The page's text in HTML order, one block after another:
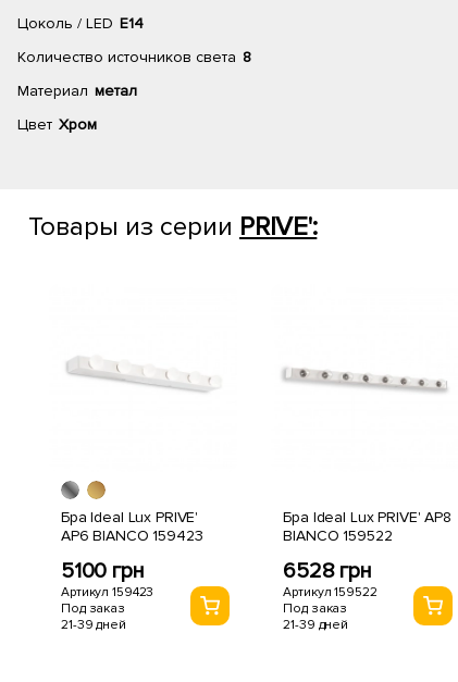
Цоколь / LED E14
Количество источников света 8
Материал метал
Цвет Хром
Товары из серии PRIVE':
Бра Ideal Lux PRIVE'
AP6 BIANCO 159423
5100 грн
Артикул 159423
Под заказ
21-39 дней
Бра Ideal Lux PRIVE' AP8
BIANCO 159522
6528 грн
Артикул 159522
Под заказ
21-39 дней